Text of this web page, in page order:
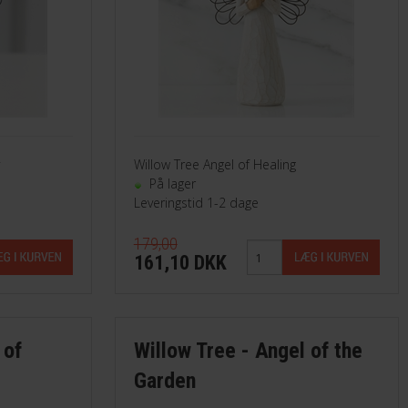
of
Willow Tree Angel of Healing
På lager
Leveringstid 1-2 dage
179,00
161,10 DKK
Willow Tree - Angel of the
Garden